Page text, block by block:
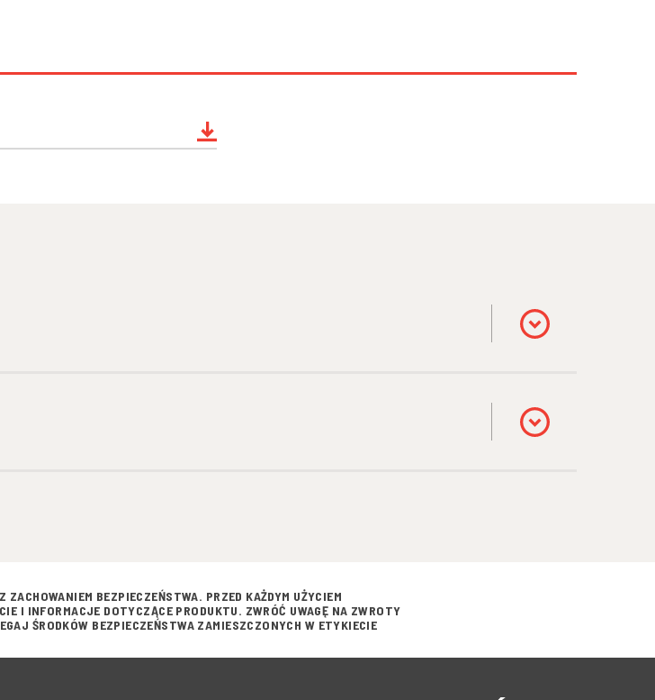
BEZPIECZEŃSTWA. PRZED KAŻDYM UŻYCIEM
I INFORMACJE DOTYCZĄCE PRODUKTU. ZWRÓĆ UWAGĘ NA ZWROTY
ŚRODKÓW BEZPIECZEŃSTWA ZAMIESZCZONYCH W ETYKIECIE